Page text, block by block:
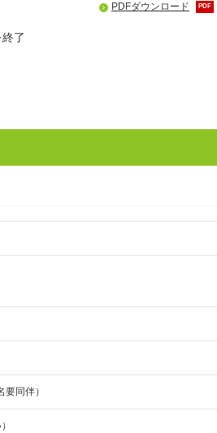
了
PDFダウンロード PDF
同伴）